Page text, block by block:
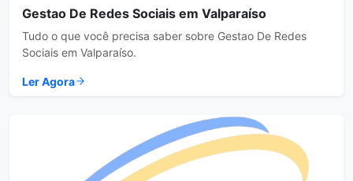
Gestao De Redes Sociais em Valparaíso
Tudo o que você precisa saber sobre Gestao De Redes
Sociais em Valparaíso.
Ler Agora